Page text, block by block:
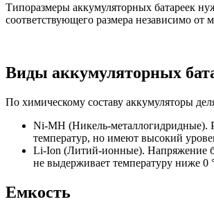
Типоразмеры аккумуляторных батареек
соответствующего размера независимо
Виды аккумуляторных
По химическому составу аккумуляторы
Ni-MH (Никель-металлогидридные).
температур, но имеют высокий
Li-Ion (Литий-ионные). Напряжение
не выдерживает температуру ниже 0
Емкость